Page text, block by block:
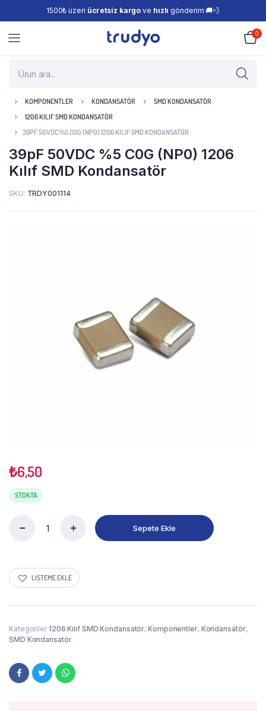
1500₺ üzeri ücretsiz kargo ve hızlı gönderim 🚚💨
0
KOMPONENTLER KONDANSATÖR
SMD KONDANSATÖR
1206 KILIF SMD KONDANSATÖR
39PF 50VDC %5 C0G (NP0) 1206 KILIF SMD KONDANSATÖR
39pF 50VDC %5 C0G (NP0) 1206
Kılıf SMD Kondansatör
SKU: TRDY001114
₺6,50
STOKTA
Sepete Ekle
LISTEME EKLE
Kategoriler 1206 Kılıf SMD Kondansatör,Komponentler, Kondansatör,
SMD Kondansatör